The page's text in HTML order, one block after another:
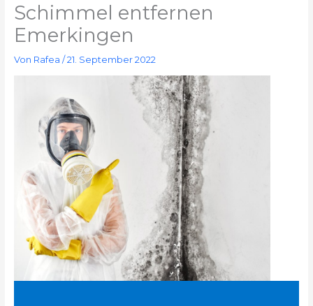
Schimmel entfernen
Emerkingen
Von Rafea /21. September 2022